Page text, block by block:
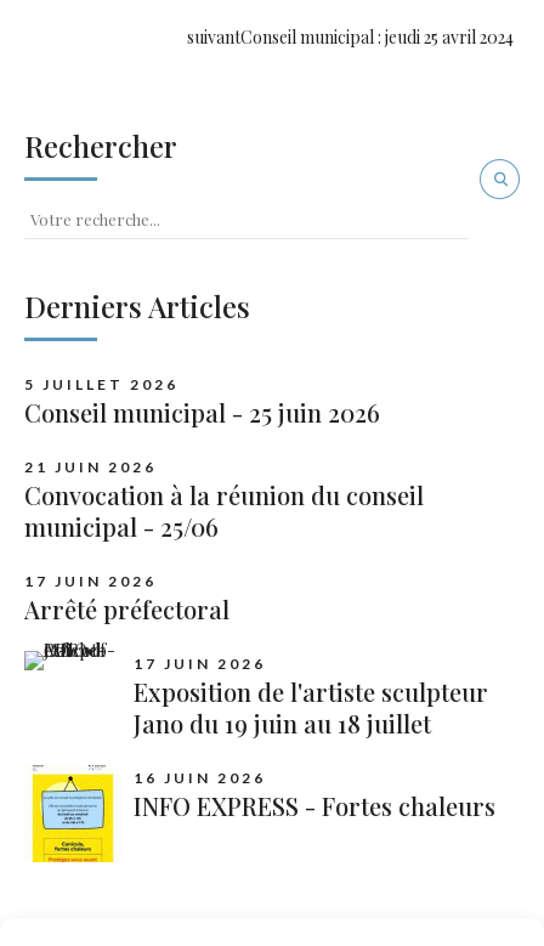
suivantConseil municipal : jeudi 25 avril 2024
Rechercher
Derniers Articles
5 JUILLET 2026
Conseil municipal - 25 juin 2026
21 JUIN 2026
Convocation à la réunion du conseil
municipal - 25/06
17 JUIN 2026
Arrêté préfectoral
17 JUIN 2026
Exposition de l'artiste sculpteur
Jano du 19 juin au 18 juillet
16 JUIN 2026
INFO EXPRESS - Fortes chaleurs